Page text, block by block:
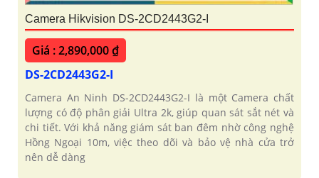
Camera Hikvision DS-2CD2443G2-I
Giá : 2,890,000 ₫
DS-2CD2443G2-I
Camera An Ninh DS-2CD2443G2-I là một Camera chất
lượng có độ phân giải Ultra 2k, giúp quan sát sắt nét và
chi tiết. Với khả năng giám sát ban đêm nhờ công nghệ
Hồng Ngoại 10m, việc theo dõi và bảo vệ nhà cửa trở
nên dễ dàng